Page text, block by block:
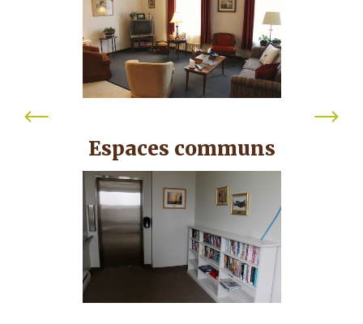
Espaces communs